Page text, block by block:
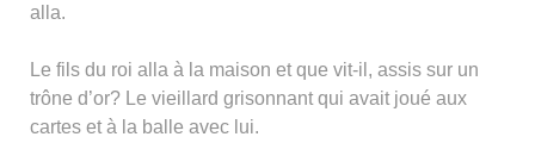
alla.
Le fils du roi alla à la maison et que vit-il, assis sur un
trône d’or? Le vieillard grisonnant qui avait joué aux
cartes et à la balle avec lui.